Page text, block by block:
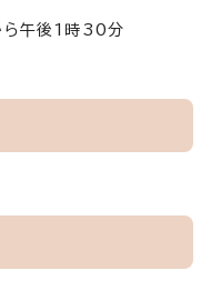
午後1時30分